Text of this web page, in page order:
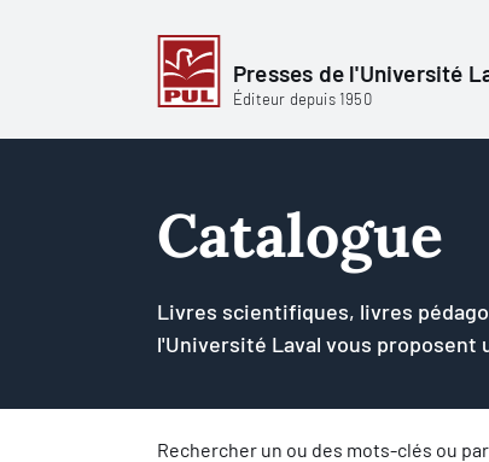
Presses de l'Université
Éditeur depuis 1950
Catalogue
Livres scientifiques, livres
l'Université Laval vous proposent
Rechercher un ou des mots-clés ou